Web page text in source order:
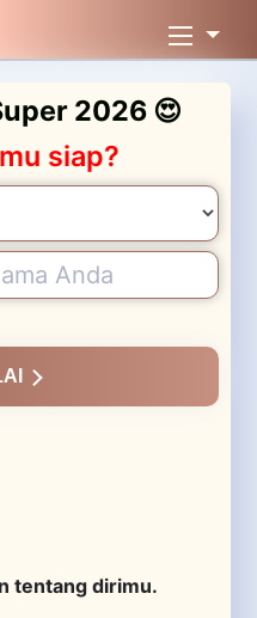
2026 😍
siap?
tentang dirimu.